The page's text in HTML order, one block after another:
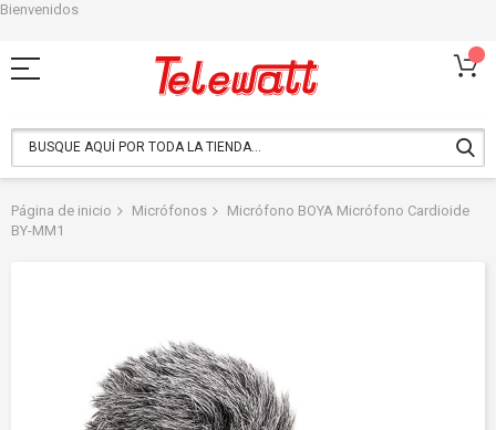
Bienvenidos
al
contenido
Página de inicio Micrófonos
Micrófono BOYA Micrófono Cardioide
BY-MM1
imágenes